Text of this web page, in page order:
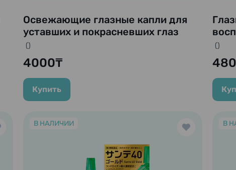
Освежающие глазные капли для
уставших и покрасневших глаз
«Sante FX V Plus» , 12 мл
()
4000₸
Купить
()
В НАЛИЧИИ В